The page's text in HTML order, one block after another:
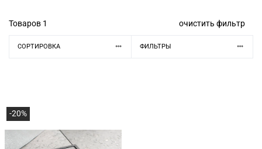
Товаров 1 очистить фильтр
СОРТИРОВКА ФИЛЬТРЫ
-20%